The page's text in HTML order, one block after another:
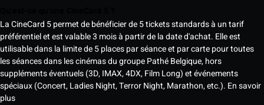
La CineCard 5 permet de bénéficier de 5 tickets standards à un tarif
préférentiel et est valable 3 mois à partir de la date d'achat. Elle est
utilisable dans la limite de 5 places par séance et par carte pour toutes
les séances dans les cinémas du groupe Pathé Belgique, hors
suppléments éventuels (3D, IMAX, 4DX, Film Long) et événements
spéciaux (Concert, Ladies Night, Terror Night, Marathon, etc.). En savoir
plus